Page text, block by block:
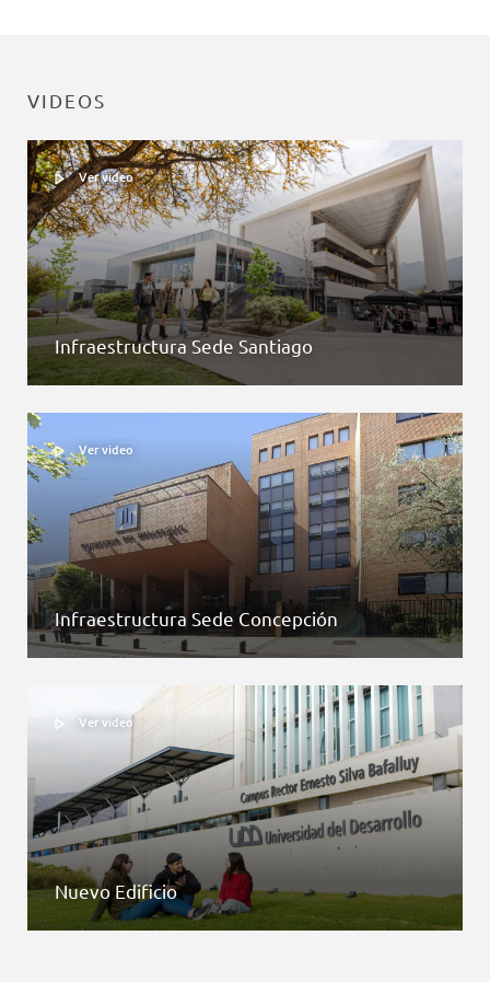
VIDEOS
Ver video
Infraestructura Sede Santiago
Ver video
Infraestructura Sede Concepción
Ver video
Nuevo Edificio